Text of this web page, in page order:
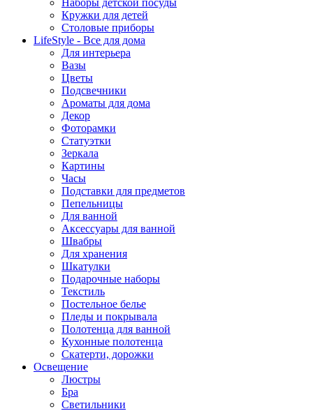
Наборы детской посуды
Кружки для детей
Столовые приборы
LifeStyle - Все для дома
Для интерьера
Вазы
Цветы
Подсвечники
Ароматы для дома
Декор
Фоторамки
Статуэтки
Зеркала
Картины
Часы
Подставки для предметов
Пепельницы
Для ванной
Аксессуары для ванной
Швабры
Для хранения
Шкатулки
Подарочные наборы
Текстиль
Постельное белье
Пледы и покрывала
Полотенца для ванной
Кухонные полотенца
Скатерти, дорожки
Освещение
Люстры
Бра
Светильники